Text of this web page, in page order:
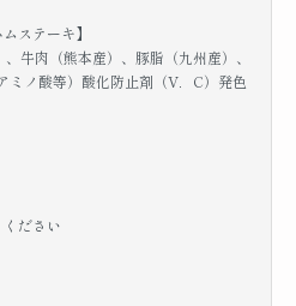
ステーキ】
牛肉（熊本産）、豚脂（九州産）、
ミノ酸等）酸化防止剤（V．C）発色
ださい